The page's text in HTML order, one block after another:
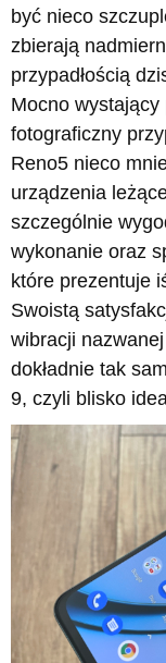
być nieco
zbierają
przypadłością
Mocno wystający
fotograficzny
Reno5 nieco
urządzenia
szczególnie
wykonanie oraz
które prezentuje
Swoistą
wibracji
dokładnie tak
9, czyli blisko